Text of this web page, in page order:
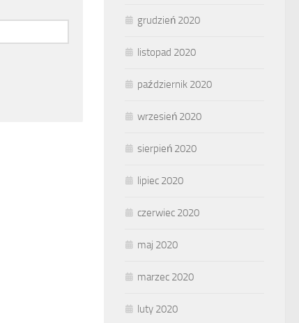
grudzień 2020
listopad 2020
październik 2020
wrzesień 2020
sierpień 2020
lipiec 2020
czerwiec 2020
maj 2020
marzec 2020
luty 2020